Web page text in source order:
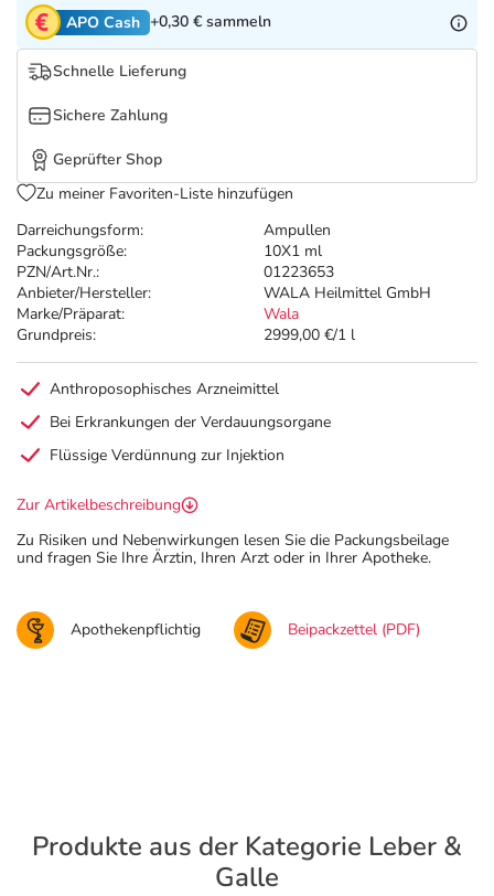
Tierapotheke
Vitamine & Mineralstoffe
Marken
Salus Deals
Darreichungsform:
Ampullen
Packungsgröße:
10X1 ml
PZN/Art.Nr.:
01223653
Anbieter/Hersteller:
WALA Heilmittel GmbH
Marke/Präparat:
Wala
Grundpreis:
2999,00 €/1 l
APO Cash +0,30 € sammeln
Schnelle Lieferung
Sichere Zahlung
Geprüfter Shop
Zu meiner Favoriten-Liste hinzufügen
Anthroposophisches Arzneimittel
Bei Erkrankungen der Verdauungsorgane
Flüssige Verdünnung zur Injektion
Zur Artikelbeschreibung
Zu Risiken und Nebenwirkungen lesen Sie die Packungsbeilage
und fragen Sie Ihre Ärztin, Ihren Arzt oder in Ihrer Apotheke.
Apothekenpflichtig Beipackzettel (PDF)
Produkte aus der Kategorie Leber &
Galle